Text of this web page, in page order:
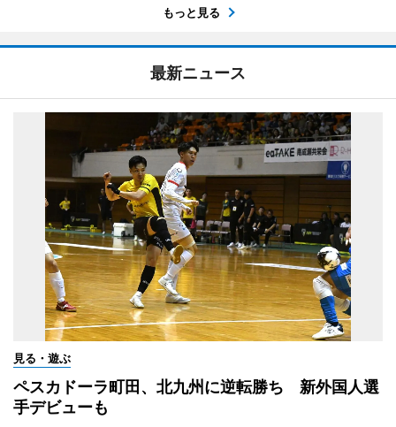
もっと見る
最新ニュース
見る・遊ぶ
ペスカドーラ町田、北九州に逆転勝ち 新外国人選
手デビューも